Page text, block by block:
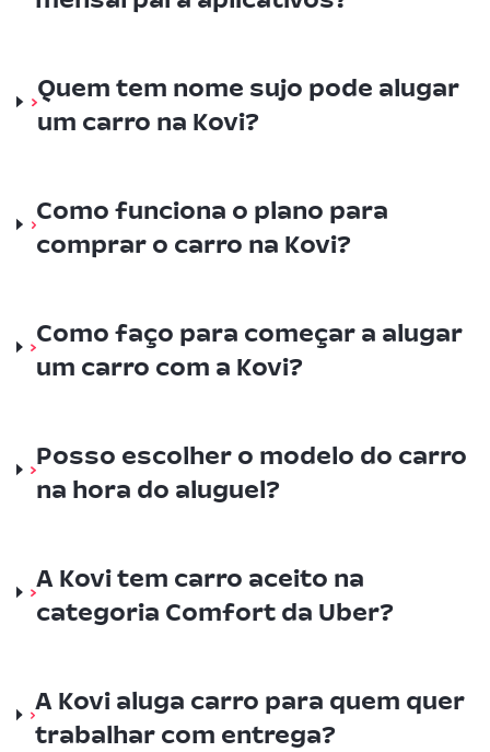
Quem tem nome sujo pode alugar
um carro na Kovi?
Como funciona o plano para
comprar o carro na Kovi?
Como faço para começar a alugar
um carro com a Kovi?
Posso escolher o modelo do carro
na hora do aluguel?
A Kovi tem carro aceito na
categoria Comfort da Uber?
A Kovi aluga carro para quem quer
trabalhar com entrega?